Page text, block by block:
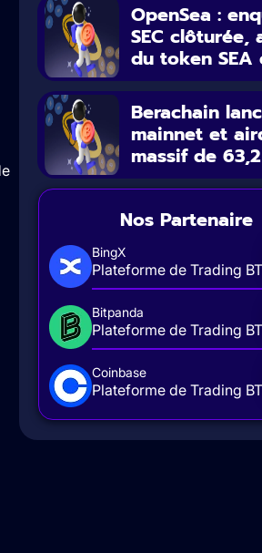
OpenSea :
SEC clôturée,
du token SEA
Berachain
mainnet et
massif de
Nos Partenaire
BingX
Plateforme de Trading
Bitpanda
Plateforme de Trading
Coinbase
Plateforme de Trading